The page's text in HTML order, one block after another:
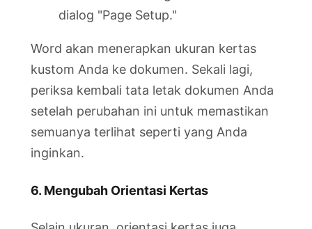
dialog "Page Setup."
Word akan menerapkan ukuran kertas
kustom Anda ke dokumen. Sekali lagi,
periksa kembali tata letak dokumen Anda
setelah perubahan ini untuk memastikan
semuanya terlihat seperti yang Anda
inginkan.
6. Mengubah Orientasi Kertas